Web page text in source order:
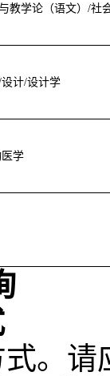
教学论（语文）/社
计/设计学
学
。